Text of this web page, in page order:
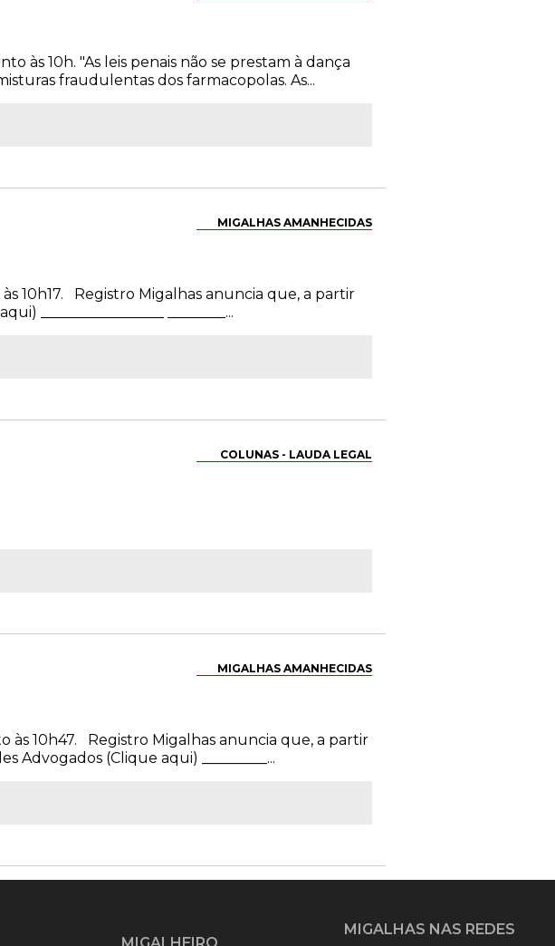
às 10h. "As leis penais não se prestam à dança
fraudulentas dos farmacopolas. As...
MIGALHAS AMANHECIDAS
10h17. Registro Migalhas anuncia que, a partir
________...
COLUNAS - LAUDA LEGAL
MIGALHAS AMANHECIDAS
às 10h47. Registro Migalhas anuncia que, a partir
Advogados (Clique aqui) _________...
MIGALHAS NAS REDES